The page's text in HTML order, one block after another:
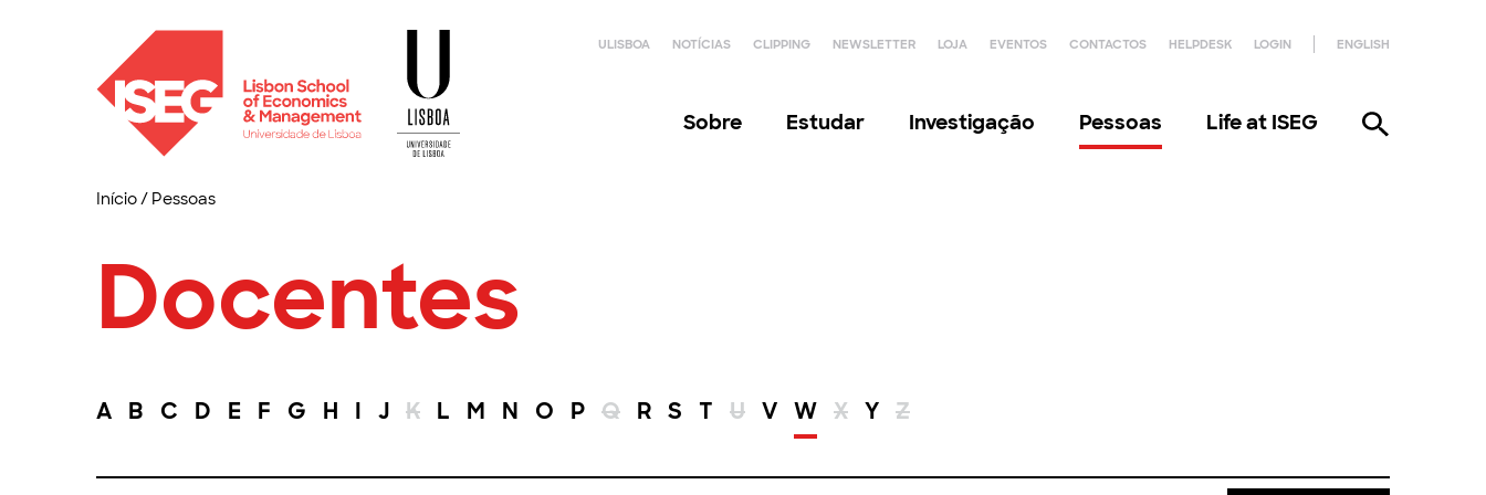
ULISBOA NOTÍCIAS CLIPPING NEWSLETTER LOJA EVENTOS CONTACTOS HELPDESK LOGIN ENGLISH
Sobre Estudar Investigação Pessoas Life at ISEG
Início/ Pessoas
Docentes
A B C D E F G H I J K L M N O P Q R S T U V W X Y Z